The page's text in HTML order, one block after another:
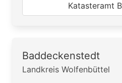
Katasteramt
Baddeckenstedt
Landkreis Wolfenbüttel